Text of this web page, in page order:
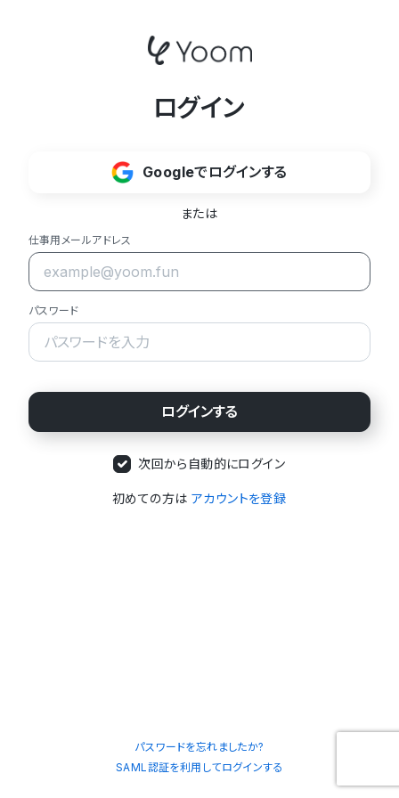
ログイン
Googleでログインする
または
仕事用メールアドレス
パスワード
次回から自動的にログイン
初めての方は アカウントを登録
パスワードを忘れましたか?
SAML認証を利用してログインする